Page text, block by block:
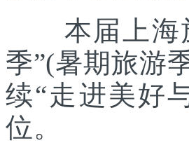
本届上海旅
季”(暑期旅游
续“走进美好
位。